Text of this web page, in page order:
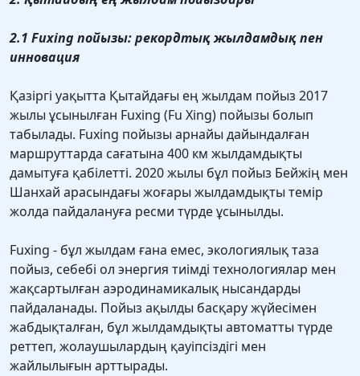
2.1 Fuxing пойызы: рекордтық жылдамдық пен
инновация
Қазіргі уақытта Қытайдағы ең жылдам пойыз 2017
жылы ұсынылған Fuxing (Fu Xing) пойызы болып
табылады. Fuxing пойызы арнайы дайындалған
маршруттарда сағатына 400 км жылдамдықты
дамытуға қабілетті. 2020 жылы бұл пойыз Бейжің мен
Шанхай арасындағы жоғары жылдамдықты темір
жолда пайдалануға ресми түрде ұсынылды.
Fuxing - бұл жылдам ғана емес, экологиялық таза
пойыз, себебі ол энергия тиімді технологиялар мен
жақсартылған аэродинамикалық нысандарды
пайдаланады. Пойыз ақылды басқару жүйесімен
жабдықталған, бұл жылдамдықты автоматты түрде
реттеп, жолаушылардың қауіпсіздігі мен
жайлылығын арттырады.